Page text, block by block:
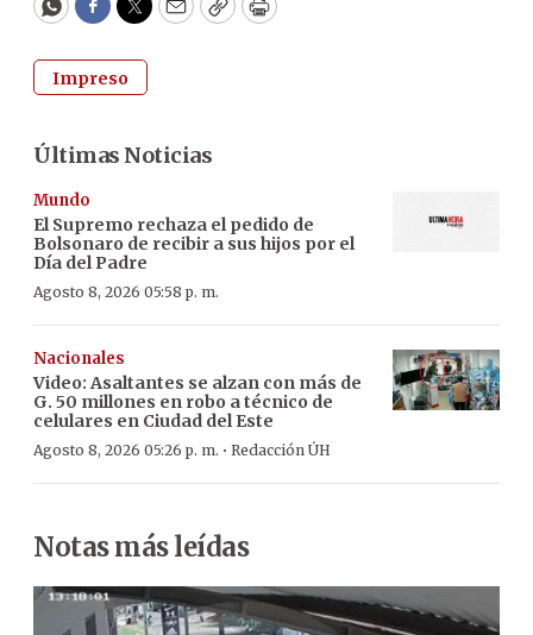
WhatsApp
Facebook
Twitter
EmailCopyPrint
Impreso
Últimas Noticias
Mundo
El Supremo rechaza el pedido de
Bolsonaro de recibir a sus hijos por el
Día del Padre
Agosto 8, 2026 05:58 p. m.
Nacionales
Video: Asaltantes se alzan con más de
G. 50 millones en robo a técnico de
celulares en Ciudad del Este
Agosto 8, 2026 05:26 p. m. · Redacción ÚH
Notas más leídas